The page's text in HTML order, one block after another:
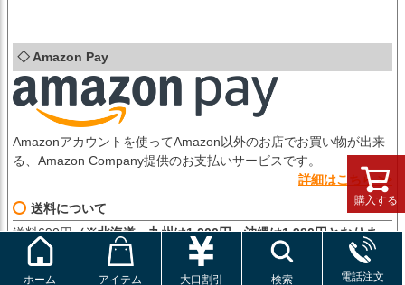
購入する
◇ Amazon Pay
Amazonアカウントを使ってAmazon以外のお店でお買い物が出来
る、Amazon Company提供のお支払いサービスです。
詳細はこちら >>
送料について
送料690円（※北海道・九州は1,200円、沖縄は1,980円となりま
す）
お買い上げ金額9,800円以上で送料無料です！
ホーム アイテム 大口割引 検索 電話注文